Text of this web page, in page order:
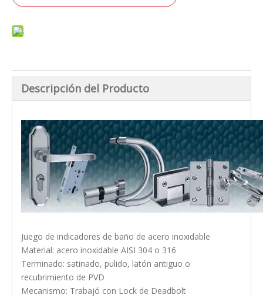
Descripción del Producto
Juego de indicadores de baño de acero inoxidable
Material: acero inoxidable AISI 304 o 316
Terminado: satinado, pulido, latón antiguo o
recubrimiento de PVD
Mecanismo: Trabajó con Lock de Deadbolt